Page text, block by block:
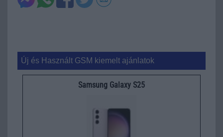
Új és Használt GSM kiemelt ajánlatok
Samsung Galaxy S25